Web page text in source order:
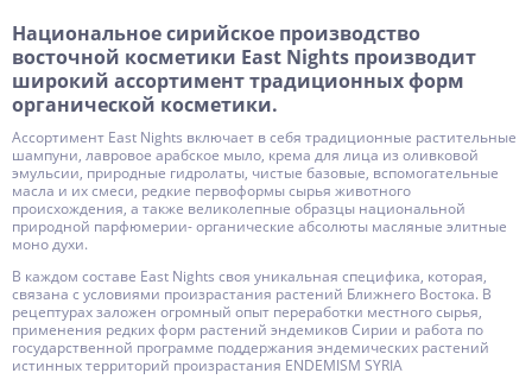
Национальное сирийское производство
восточной косметики East Nights производит
широкий ассортимент традиционных форм
органической косметики.
Ассортимент East Nights включает в себя традиционные растительные
шампуни, лавровое арабское мыло, крема для лица из оливковой
эмульсии, природные гидролаты, чистые базовые, вспомогательные
масла и их смеси, редкие первоформы сырья животного
происхождения, а также великолепные образцы национальной
природной парфюмерии- органические абсолюты масляные элитные
моно духи.
В каждом составе East Nights своя уникальная специфика, которая,
связана с условиями произрастания растений Ближнего Востока. В
рецептурах заложен огромный опыт переработки местного сырья,
применения редких форм растений эндемиков Сирии и работа по
государственной программе поддержания эндемических растений
истинных территорий произрастания ENDEMISM SYRIA